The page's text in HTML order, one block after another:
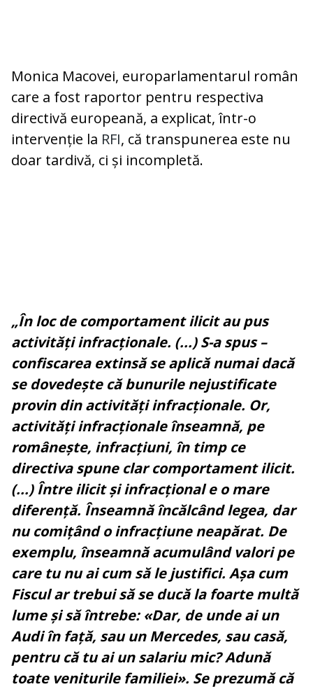
Monica Macovei, europarlamentarul român
care a fost raportor pentru respectiva
directivă europeană, a explicat, într-o
intervenție la RFI, că transpunerea este nu
doar tardivă, ci și incompletă.
„În loc de comportament ilicit au pus
activități infracționale. (...) S-a spus –
confiscarea extinsă se aplică numai dacă
se dovedește că bunurile nejustificate
provin din activități infracționale. Or,
activități infracționale înseamnă, pe
românește, infracțiuni, în timp ce
directiva spune clar comportament ilicit.
(...) Între ilicit și infracțional e o mare
diferență. Înseamnă încălcând legea, dar
nu comițând o infracțiune neapărat. De
exemplu, înseamnă acumulând valori pe
care tu nu ai cum să le justifici. Așa cum
Fiscul ar trebui să se ducă la foarte multă
lume și să întrebe: «Dar, de unde ai un
Audi în față, sau un Mercedes, sau casă,
pentru că tu ai un salariu mic? Adună
toate veniturile familiei». Se prezumă că